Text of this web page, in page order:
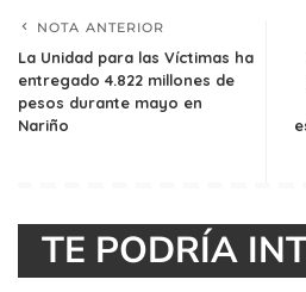
NOTA ANTERIOR
La Unidad para las Víctimas ha
entregado 4.822 millones de
pesos durante mayo en
Nariño
TE PODRÍA